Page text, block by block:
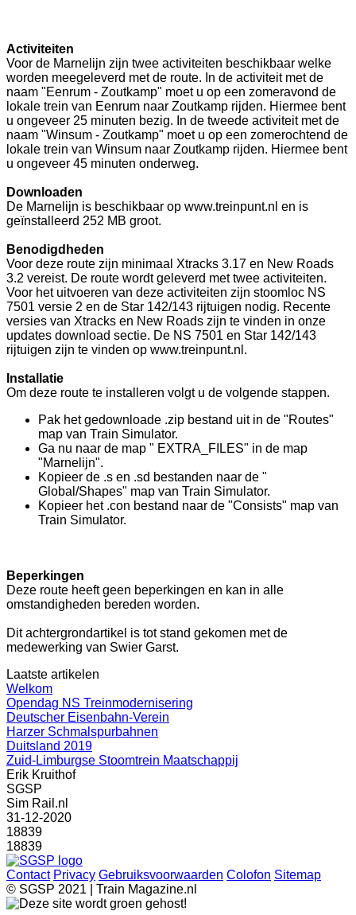
Activiteiten
Voor de Marnelijn zijn twee activiteiten beschikbaar welke
worden meegeleverd met de route. In de activiteit met de
naam "Eenrum - Zoutkamp" moet u op een zomeravond de
lokale trein van Eenrum naar Zoutkamp rijden. Hiermee bent
u ongeveer 25 minuten bezig. In de tweede activiteit met de
naam "Winsum - Zoutkamp" moet u op een zomerochtend de
lokale trein van Winsum naar Zoutkamp rijden. Hiermee bent
u ongeveer 45 minuten onderweg.
Downloaden
De Marnelijn is beschikbaar op www.treinpunt.nl en is
geïnstalleerd 252 MB groot.
Benodigdheden
Voor deze route zijn minimaal Xtracks 3.17 en New Roads
3.2 vereist. De route wordt geleverd met twee activiteiten.
Voor het uitvoeren van deze activiteiten zijn stoomloc NS
7501 versie 2 en de Star 142/143 rijtuigen nodig. Recente
versies van Xtracks en New Roads zijn te vinden in onze
updates download sectie. De NS 7501 en Star 142/143
rijtuigen zijn te vinden op www.treinpunt.nl.
Installatie
Om deze route te installeren volgt u de volgende stappen.
Pak het gedownloade .zip bestand uit in de "Routes"
map van Train Simulator.
Ga nu naar de map " EXTRA_FILES" in de map
"Marnelijn".
Kopieer de .s en .sd bestanden naar de "
Global/Shapes" map van Train Simulator.
Kopieer het .con bestand naar de "Consists" map van
Train Simulator.
Beperkingen
Deze route heeft geen beperkingen en kan in alle
omstandigheden bereden worden.
Dit achtergrondartikel is tot stand gekomen met de
medewerking van Swier Garst.
Laatste artikelen
Welkom
Opendag NS Treinmodernisering
Deutscher Eisenbahn-Verein
Harzer Schmalspurbahnen
Duitsland 2019
Zuid-Limburgse Stoomtrein Maatschappij
Erik Kruithof
SGSP
Sim Rail.nl
31-12-2020
18839
18839
Contact Privacy Gebruiksvoorwaarden Colofon Sitemap
© SGSP 2021 | Train Magazine.nl